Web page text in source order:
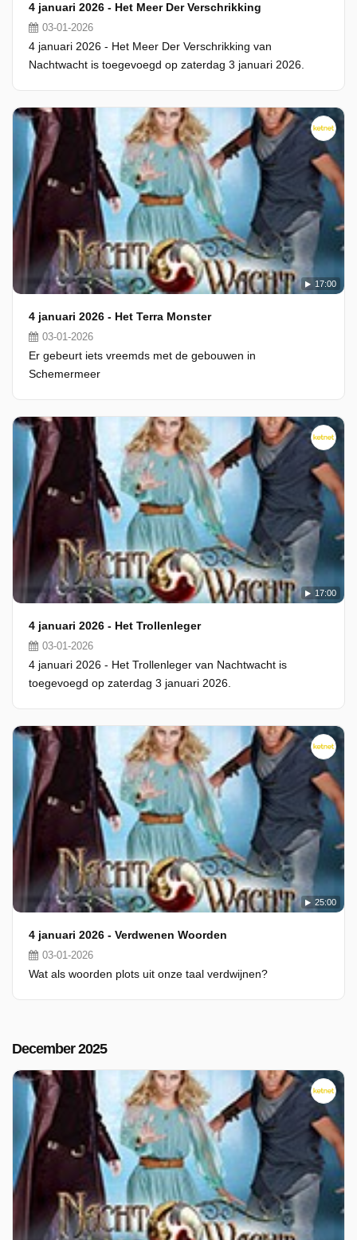
4 januari 2026 - Het Meer Der Verschrikking
03-01-2026
4 januari 2026 - Het Meer Der Verschrikking van
Nachtwacht is toegevoegd op zaterdag 3 januari 2026.
17:00
4 januari 2026 - Het Terra Monster
03-01-2026
Er gebeurt iets vreemds met de gebouwen in
Schemermeer
17:00
4 januari 2026 - Het Trollenleger
03-01-2026
4 januari 2026 - Het Trollenleger van Nachtwacht is
toegevoegd op zaterdag 3 januari 2026.
25:00
4 januari 2026 - Verdwenen Woorden
03-01-2026
Wat als woorden plots uit onze taal verdwijnen?
December 2025